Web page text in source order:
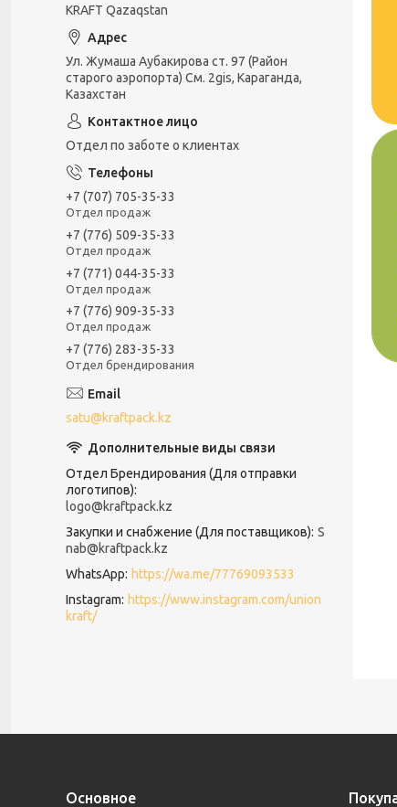
KRAFT Qazaqstan
Ул. Жумаша Аубакирова ст. 97 (Район
старого аэропорта) См. 2gis, Караганда,
Казахстан
Отдел по заботе о клиентах
+7 (707) 705-35-33
Отдел продаж
+7 (776) 509-35-33
Отдел продаж
+7 (771) 044-35-33
Отдел продаж
+7 (776) 909-35-33
Отдел продаж
+7 (776) 283-35-33
Отдел брендирования
satu@kraftpack.kz
Отдел Брендирования (Для отправки
логотипов)
logo@kraftpack.kz
Закупки и снабжение (Для поставщиков) S
nab@kraftpack.kz
WhatsApp
https://wa.me/77769093533
Instagram
https://www.instagram.com/union
kraft/
Основное